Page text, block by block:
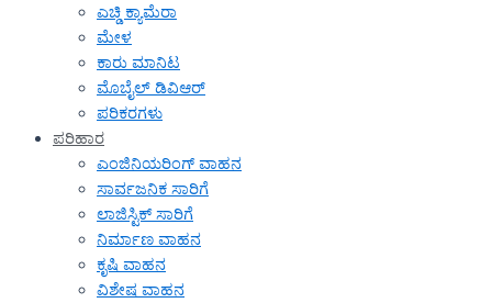
ಎಚ್ಡಿ ಕ್ಯಾಮೆರಾ
ಮೇಳ
ಕಾರು ಮಾನಿಟ
ಮೊಬೈಲ್ ಡಿವಿಆರ್
ಪರಿಕರಗಳು
ಪರಿಹಾರ
ಎಂಜಿನಿಯರಿಂಗ್ ವಾಹನ
ಸಾರ್ವಜನಿಕ ಸಾರಿಗೆ
ಲಾಜಿಸ್ಟಿಕ್ ಸಾರಿಗೆ
ನಿರ್ಮಾಣ ವಾಹನ
ಕೃಷಿ ವಾಹನ
ವಿಶೇಷ ವಾಹನ